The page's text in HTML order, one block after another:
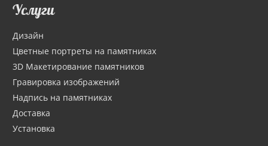
Услуги
Дизайн
Цветные портреты на памятниках
3D Макетирование памятников
Гравировка изображений
Надпись на памятниках
Доставка
Установка